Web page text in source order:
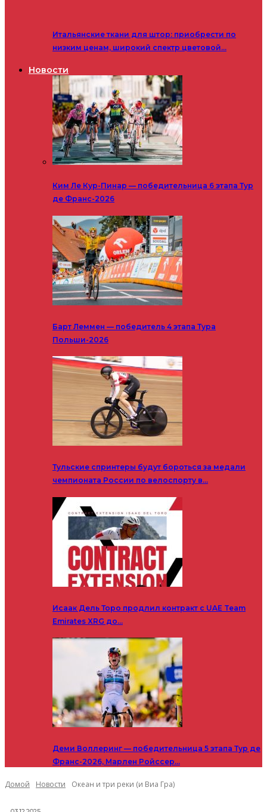
Итальянские ткани для штор: приобрести по
низким ценам, широкий спектр цветовой…
Новости
Ким Ле Кур-Пинар — победительница 6 этапа Тур
де Франс-2026
Барт Леммен — победитель 4 этапа Тура
Польши-2026
Тульские спринтеры будут бороться за медали
чемпионата России по велоспорту в…
Исаак Дель Торо продлил контракт с UAE Team
Emirates XRG до…
Деми Воллеринг — победительница 5 этапа Тур де
Франс-2026, Марлен Ройссер…
Домой Новости Океан и три реки (и Виа Гра)